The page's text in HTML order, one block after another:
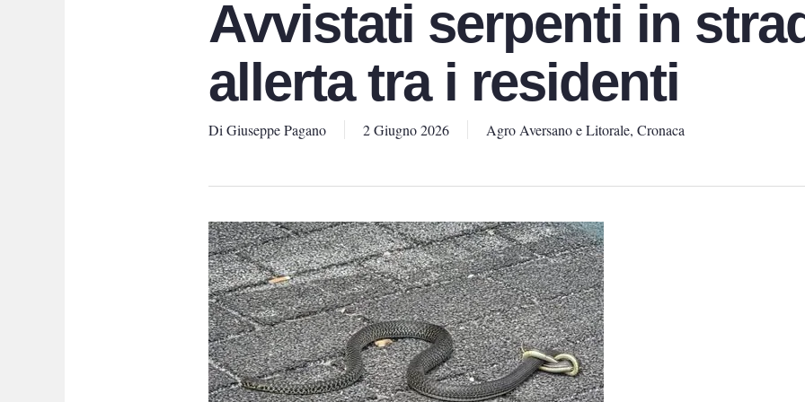
Avvistati serpenti in
allerta tra i residenti
Di Giuseppe Pagano 2 Giugno 2026 Agro Aversano e Litorale, Cronaca